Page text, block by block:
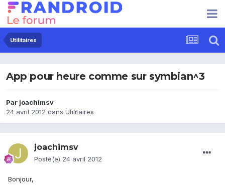
Utilitaires
App pour heure comme sur symbian^3
Par joachimsv
24 avril 2012 dans Utilitaires
joachimsv
Posté(e) 24 avril 2012
Bonjour,